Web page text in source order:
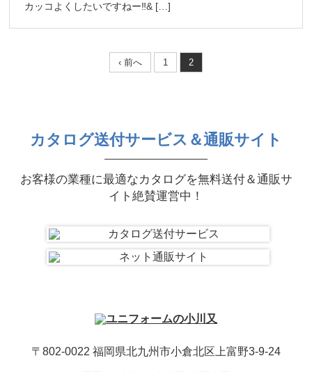
カッコよくしたいですねー‼& […]
‹ 前へ 1 2
カタログ送付サービス＆通販サイト
お客様の業種に最適なカタログを無料送付＆通販サ
イト絶賛運営中！
〒802-0022 福岡県北九州市小倉北区上富野3-9-24